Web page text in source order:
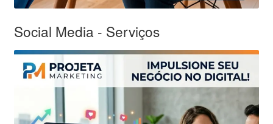
Social Media - Serviços